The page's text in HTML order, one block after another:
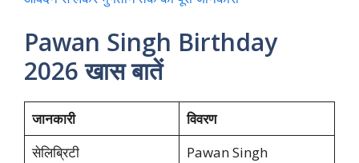
Pawan Singh Birthday
2026 खास बातें
जानकारी
विवरण
सेलिब्रिटी
Pawan Singh